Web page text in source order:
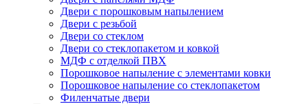
Двери с порошковым напылением
Двери с резьбой
Двери со стеклом
Двери со стеклопакетом и ковкой
МДФ с отделкой ПВХ
Порошковое напыление с элементами ковки
Порошковое напыление со стеклопакетом
Филенчатые двери